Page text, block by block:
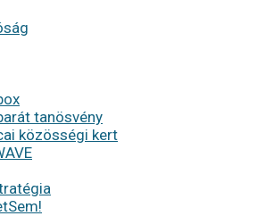
tanösvény
közösségi kert